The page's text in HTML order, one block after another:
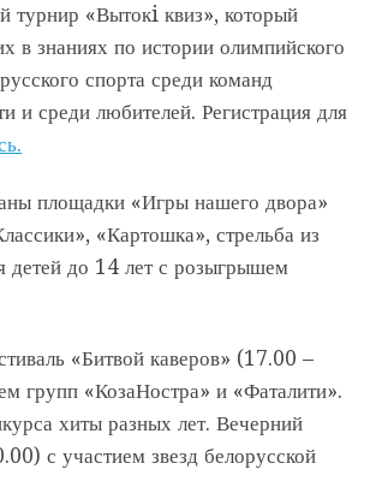
турнир «Вытокi квиз», который
в знаниях по истории олимпийского
спорта среди команд
и среди любителей. Регистрация для
площадки «Игры нашего двора»
«Картошка», стрельба из
детей до 14 лет с розыгрышем
«Битвой каверов» (17.00 –
групп «КозаНостра» и «Фаталити».
хиты разных лет. Вечерний
с участием звезд белорусской